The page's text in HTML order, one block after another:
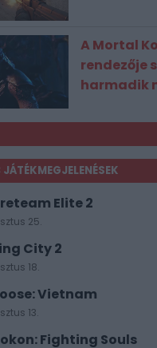
A Mortal
rendezője
harmadik
JÁTÉKMEGJELENÉSEK
Elite 2
25.
City 2
18.
Vietnam
13.
Fighting Souls